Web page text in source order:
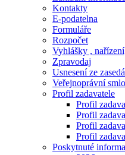
Kontakty
E-podatelna
Formuláře
Rozpočet
Vyhlášky ,
Zpravodaj
Usnesení ze
Veřejnoprávní
Profil zadavatele
Profil
Profil
Profil
Profil
Poskytnuté